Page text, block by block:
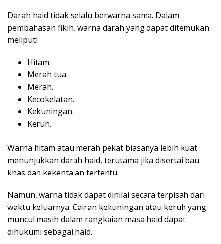
Darah haid tidak selalu berwarna sama. Dalam
pembahasan fikih, warna darah yang dapat ditemukan
meliputi:
Hitam.
Merah tua.
Merah.
Kecokelatan.
Kekuningan.
Keruh.
Warna hitam atau merah pekat biasanya lebih kuat
menunjukkan darah haid, terutama jika disertai bau
khas dan kekentalan tertentu.
Namun, warna tidak dapat dinilai secara terpisah dari
waktu keluarnya. Cairan kekuningan atau keruh yang
muncul masih dalam rangkaian masa haid dapat
dihukumi sebagai haid.